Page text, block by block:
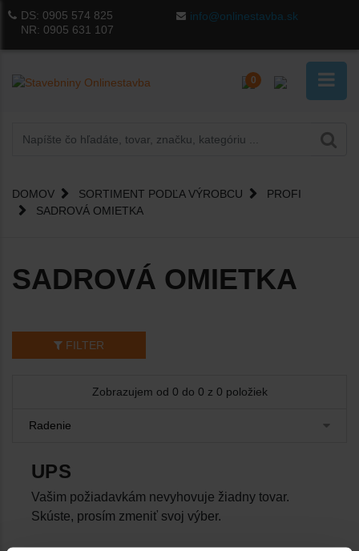
DS: 0905 574 825
NR: 0905 631 107
info@onlinestavba.sk
0
DOMOV SORTIMENT PODĽA VÝROBCU
PROFI
SADROVÁ OMIETKA
SADROVÁ OMIETKA
FILTER
Zobrazujem od 0 do 0 z 0 položiek
UPS
Vašim požiadavkám nevyhovuje žiadny tovar.
Skúste, prosím zmeniť svoj výber.